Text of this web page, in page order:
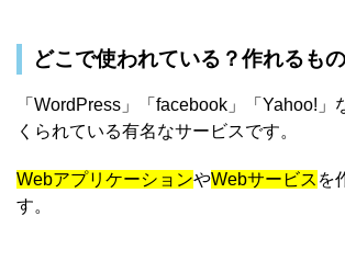
どこで使われている？作れるも
「WordPress」「facebook」「Yahoo!」
くられている有名なサービスです。
WebアプリケーションやWebサービス を
す。